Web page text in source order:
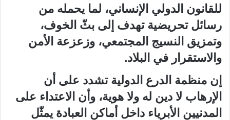
للقانون الدولي الإنساني، لما يحمله من
رسائل تحريضية تهدف إلى بثّ الخوف،
وتمزيق النسيج المجتمعي، وزعزعة الأمن
والاستقرار في البلاد.
إن منظمة الدرع الدولية تشدد على أن
الإرهاب لا دين له ولا هوية، وأن الاعتداء على
المدنيين الأبرياء داخل أماكن العبادة يمثّل